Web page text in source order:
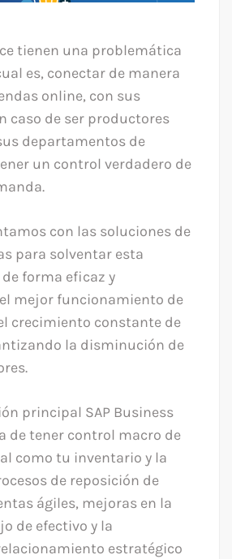
tienen una problemática
es, conectar de manera
online, con sus
caso de ser productores
departamentos de
un control verdadero de
con las soluciones de
para solventar esta
forma eficaz y
mejor funcionamiento de
crecimiento constante de
la disminución de
principal SAP Business
de tener control macro de
como tu inventario y la
de reposición de
ágiles, mejoras en la
de efectivo y la
estratégico